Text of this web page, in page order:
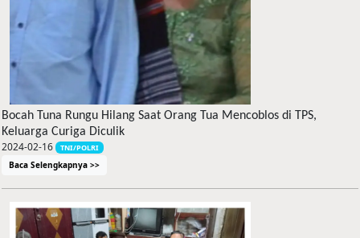
Bocah Tuna Rungu Hilang Saat Orang Tua Mencoblos di TPS,
Keluarga Curiga Diculik
2024-02-16 TNI/POLRI
Baca Selengkapnya >>